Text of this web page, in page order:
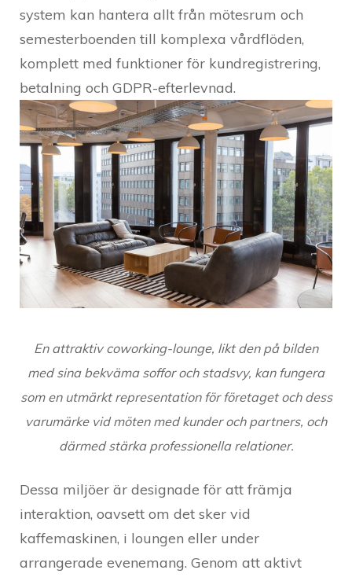
system kan hantera allt från mötesrum och
semesterboenden till komplexa vårdflöden,
komplett med funktioner för kundregistrering,
betalning och GDPR-efterlevnad.
En attraktiv coworking-lounge, likt den på bilden
med sina bekväma soffor och stadsvy, kan fungera
som en utmärkt representation för företaget och dess
varumärke vid möten med kunder och partners, och
därmed stärka professionella relationer.
Dessa miljöer är designade för att främja
interaktion, oavsett om det sker vid
kaffemaskinen, i loungen eller under
arrangerade evenemang. Genom att aktivt